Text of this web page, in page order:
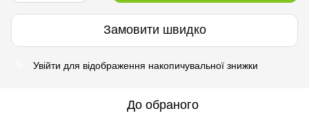
Замовити швидко
Увійти для відображення накопичувальної знижки
До обраного